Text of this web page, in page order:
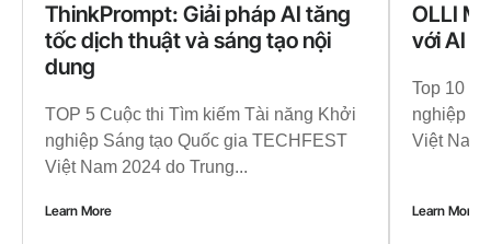
ThinkPrompt: Giải pháp AI tăng
tốc dịch thuật và sáng tạo nội
dung
TOP 5 Cuộc thi Tìm kiếm Tài năng Khởi
nghiệp Sáng tạo Quốc gia TECHFEST
Việt Nam 2024 do Trung...
Learn More
OLLI
với AI
Top 10
nghiệp
Việt Nam
Learn More